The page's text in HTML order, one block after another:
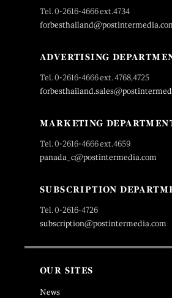
Tel. 0-2616-4666 ext.4734
ADVERTISING
Tel. 0-2616-4666 ext. 4768,4725
MARKETING
Tel. 0-2616-4666 ext.4659
panada_c@postintermedia.com
SUBSCRIPTION
Tel. 0-2616-4726
subscription@postintermedia.com
OUR SITES
News